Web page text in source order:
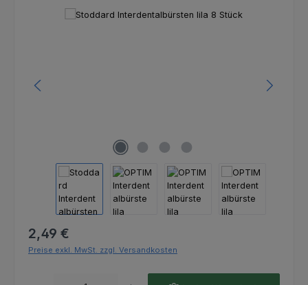
Bildergalerie überspringen
Regulärer Preis:
2,49 €
Preise exkl. MwSt. zzgl. Versandkosten